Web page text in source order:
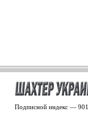
Подписной индекс —